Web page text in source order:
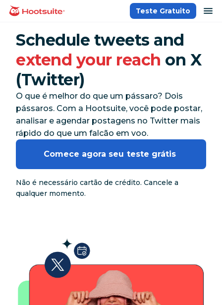
para
conteúdo
Página inicial
Teste Gratuito
Schedule tweets and
extend your reach on X
(Twitter)
O que é melhor do que um pássaro? Dois
pássaros. Com a Hootsuite, você pode postar,
analisar e agendar postagens no Twitter mais
rápido do que um falcão em voo.
Comece agora seu teste grátis
Não é necessário cartão de crédito. Cancele a
qualquer momento.